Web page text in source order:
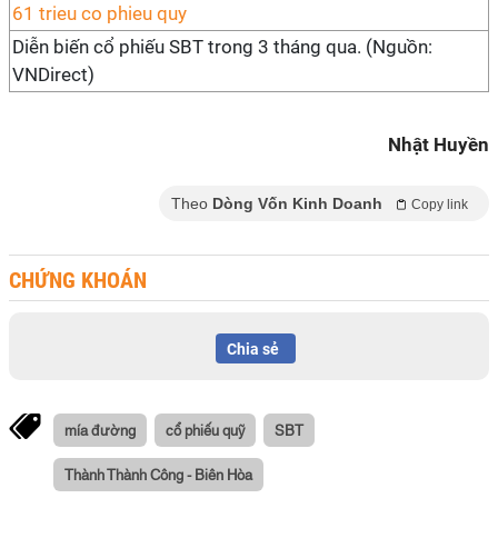
Diễn biến cổ phiếu SBT trong 3 tháng qua. (Nguồn:
VNDirect)
Nhật Huyền
Theo Dòng Vốn Kinh Doanh Copy link
CHỨNG KHOÁN
Chia sẻ
mía đường cổ phiếu quỹ SBT
Thành Thành Công - Biên Hòa